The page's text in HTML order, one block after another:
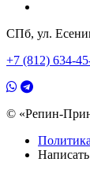
СПб, ул.
+7 (812) 634-
© «Репин-